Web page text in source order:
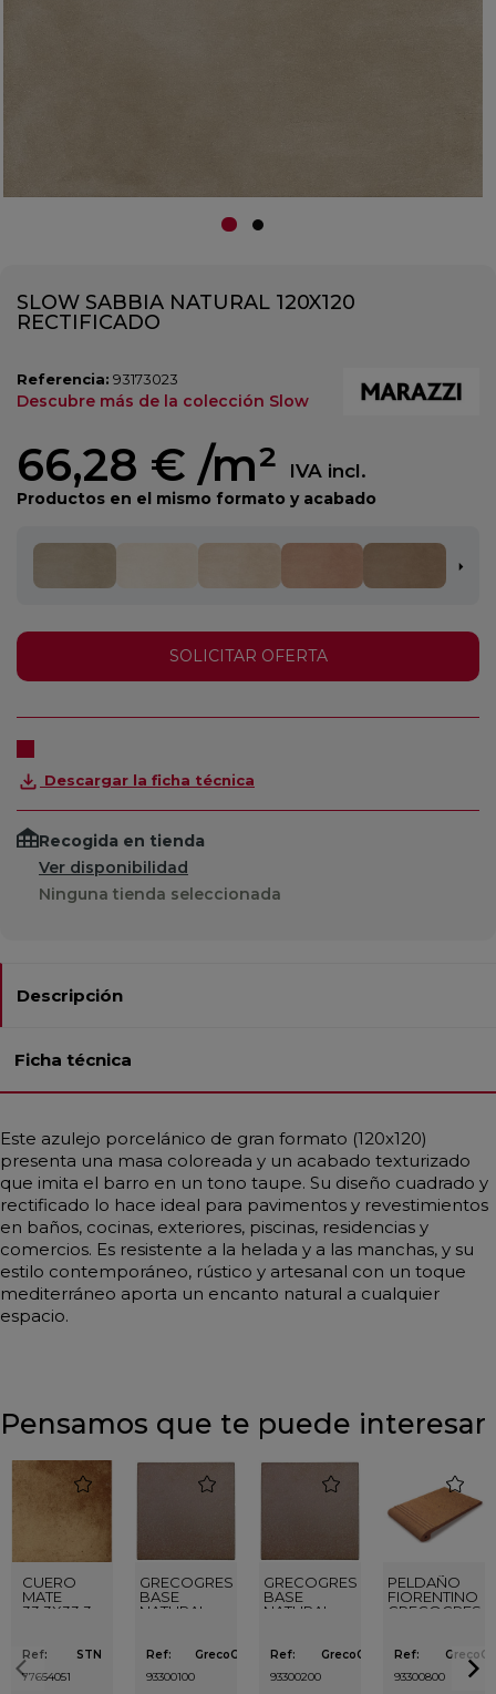
SLOW SABBIA NATURAL 120X120
RECTIFICADO
Referencia: 93173023
Descubre más de la colección Slow
66,28 € /m² IVA incl.
Productos en el mismo formato y acabado
SOLICITAR OFERTA
Descargar la ficha técnica
Recogida en tienda
Ver disponibilidad
Ninguna tienda seleccionada
Descripción
Ficha técnica
Este azulejo porcelánico de gran formato (120x120)
presenta una masa coloreada y un acabado texturizado
que imita el barro en un tono taupe. Su diseño cuadrado y
rectificado lo hace ideal para pavimentos y revestimientos
en baños, cocinas, exteriores, piscinas, residencias y
comercios. Es resistente a la helada y a las manchas, y su
estilo contemporáneo, rústico y artesanal con un toque
mediterráneo aporta un encanto natural a cualquier
espacio.
Pensamos que te puede interesar
CUERO
MATE
33,3X33,3
Ref:
77654051
STN
GRECOGRES
BASE
NATURAL
Ref:
93300100
GrecoGres
GRECOGRES
BASE
NATURAL
Ref:
93300200
GrecoGres
PELDAÑO
FIORENTINO
GRECOGRES
Ref:
93300800